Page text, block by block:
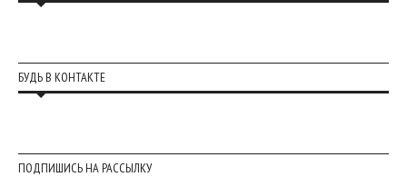
БУДЬ В КОНТАКТЕ
ПОДПИШИСЬ НА РАССЫЛКУ